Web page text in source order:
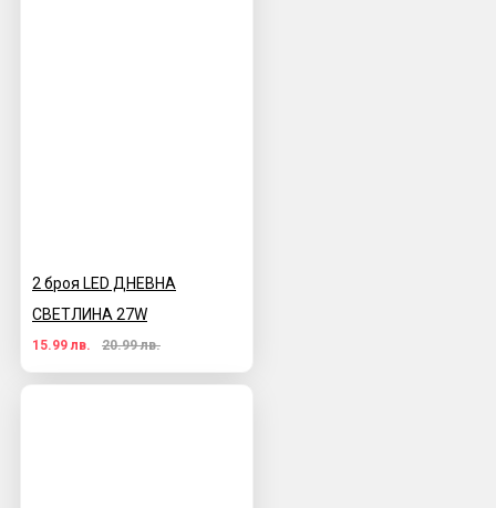
2 броя LED ДНЕВНА
СВЕТЛИНА 27W
15.99 лв. 20.99 лв.